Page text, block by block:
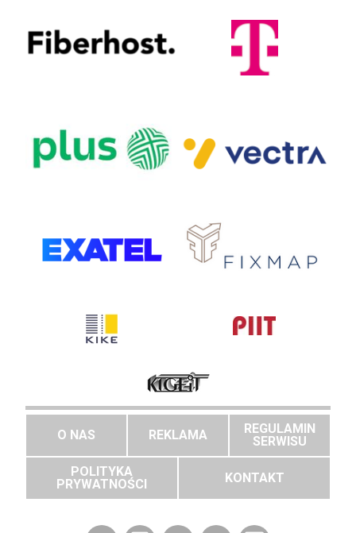
O NAS REKLAMA
REGULAMIN
SERWISU
POLITYKA
PRYWATNOŚCI
KONTAKT